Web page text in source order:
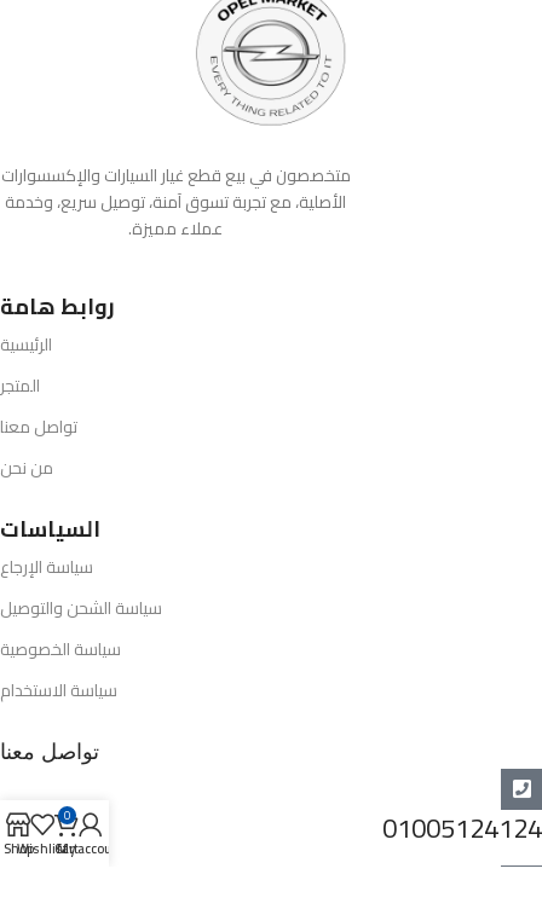
متخصصون في بيع قطع غيار السيارات والإكسسوارات
الأصلية، مع تجربة تسوق آمنة، توصيل سريع، وخدمة
عملاء مميزة.
روابط هامة
الرئيسية
المتجر
تواصل معنا
من نحن
السياسات
سياسة الإرجاع
سياسة الشحن والتوصيل
سياسة الخصوصية
سياسة الاستخدام
تواصل معنا
01005124124
ShopWishlist
0
Cart
My account